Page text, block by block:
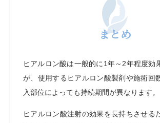
まとめ
ヒアルロン酸は一般的に1年～2年程度効
が、使用するヒアルロン酸製剤や施術回
入部位によっても持続期間が異なります。
ヒアルロン酸注射の効果を長持ちさせる